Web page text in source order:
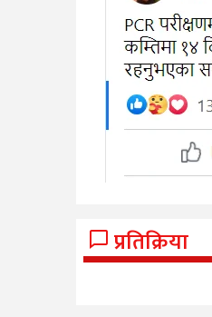
प्रतिक्रिया